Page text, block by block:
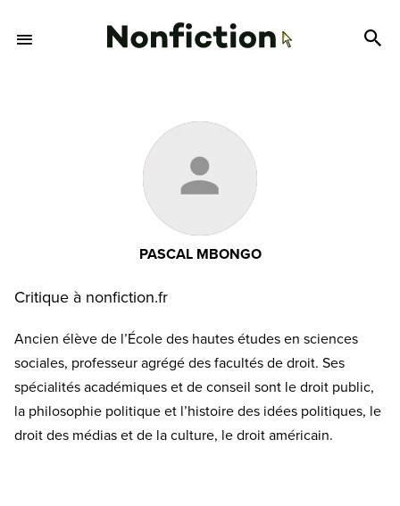
PASCAL MBONGO
Critique à nonfiction.fr
Ancien élève de l’École des hautes études en sciences
sociales, professeur agrégé des facultés de droit. Ses
spécialités académiques et de conseil sont le droit public,
la philosophie politique et l’histoire des idées politiques, le
droit des médias et de la culture, le droit américain.